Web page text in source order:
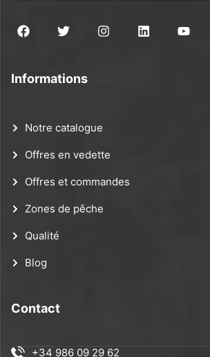
Informations
Notre catalogue
Offres en vedette
Offres et commandes
Zones de pêche
Qualité
Blog
Contact
+34 986 09 29 62